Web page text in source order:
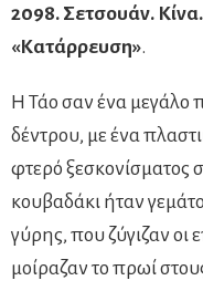
2098. Σετσουάν. Κίνα.
«Κατάρρευση».
Η Τάο σαν ένα μεγάλο
δέντρου, με ένα
φτερό ξεσκονίσματος
κουβαδάκι ήταν
γύρης, που ζύγιζαν οι
μοίραζαν το πρωί